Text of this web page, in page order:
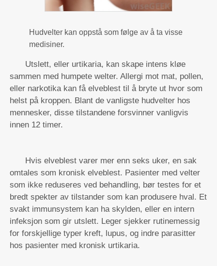
Hudvelter kan oppstå som følge av å ta visse
medisiner.
Utslett, eller urtikaria, kan skape intens kløe
sammen med humpete welter. Allergi mot mat, pollen,
eller narkotika kan få elveblest til å bryte ut hvor som
helst på kroppen. Blant de vanligste hudvelter hos
mennesker, disse tilstandene forsvinner vanligvis
innen 12 timer.
Hvis elveblest varer mer enn seks uker, en sak
omtales som kronisk elveblest. Pasienter med velter
som ikke reduseres ved behandling, bør testes for et
bredt spekter av tilstander som kan produsere hval. Et
svakt immunsystem kan ha skylden, eller en intern
infeksjon som gir utslett. Leger sjekker rutinemessig
for forskjellige typer kreft, lupus, og indre parasitter
hos pasienter med kronisk urtikaria.